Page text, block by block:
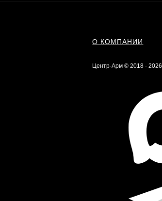
О КОМПАНИИ
Центр-Арм © 2018 - 2026